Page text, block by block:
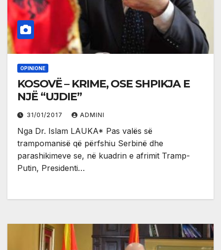
OPINIONE
KOSOVË – KRIME, OSE SHPIKJA E
NJË “UJDIE”
31/01/2017 ADMINI
Nga Dr. Islam LAUKA* Pas valës së
trampomanisë që përfshiu Serbinë dhe
parashikimeve se, në kuadrin e afrimit Tramp-
Putin, Presidenti…